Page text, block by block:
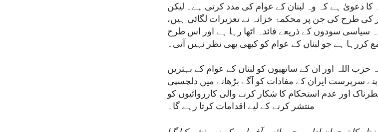
کا دعویٰ ہے کہ وہ لبنان کے عوام کی مدد کرتی ہے۔ لیکن
کی طرح کی جن پر محکمۂ خزانہ نے تعزیرات لگائی ہیں،
سیاسی سودوں کے ذریعے فائدہ اٹھا رہا ہے اور اس طرح
کررہا ہے جو لبنان کے عوام کو کبھی بھی نظر نہیں آتی۔
حزب اللہ اور ان کے ساتھیوں کو لبنان کے عوام کے بہترین
سرپرست ایران کے مفادات کو آگے بڑھانے میں دلچسپی
اور عدم استحکام کا شکار کرنے والی کارروائیوں کو
منتشر کرنے کے لیے اقدامات کرتا رہے گا۔